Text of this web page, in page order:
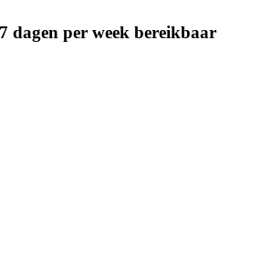
dagen per week bereikbaar